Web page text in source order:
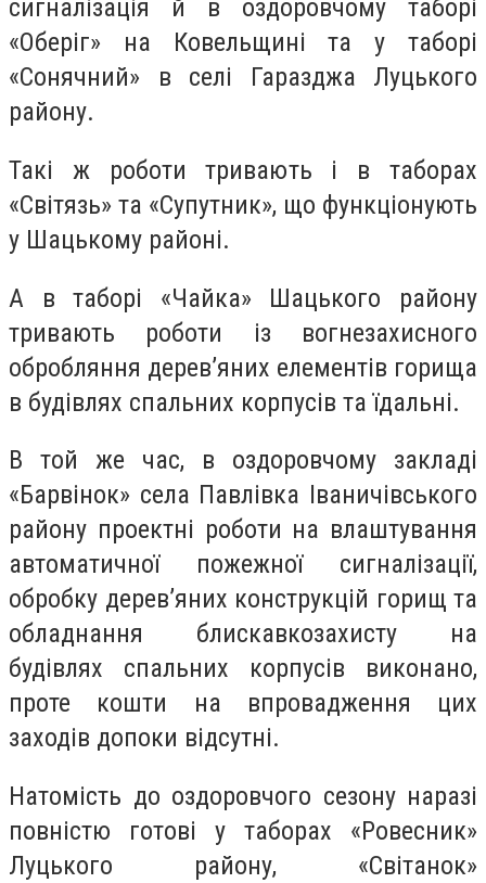
сигналізація й в оздоровчому таборі
«Оберіг» на Ковельщині та у таборі
«Сонячний» в селі Гаразджа Луцького
району.
Такі ж роботи тривають і в таборах
«Світязь» та «Супутник», що функціонують
у Шацькому районі.
А в таборі «Чайка» Шацького району
тривають роботи із вогнезахисного
обробляння дерев’яних елементів горища
в будівлях спальних корпусів та їдальні.
В той же час, в оздоровчому закладі
«Барвінок» села Павлівка Іваничівського
району проектні роботи на влаштування
автоматичної пожежної сигналізації,
обробку дерев’яних конструкцій горищ та
обладнання блискавкозахисту на
будівлях спальних корпусів виконано,
проте кошти на впровадження цих
заходів допоки відсутні.
Натомість до оздоровчого сезону наразі
повністю готові у таборах «Ровесник»
Луцького району, «Світанок»